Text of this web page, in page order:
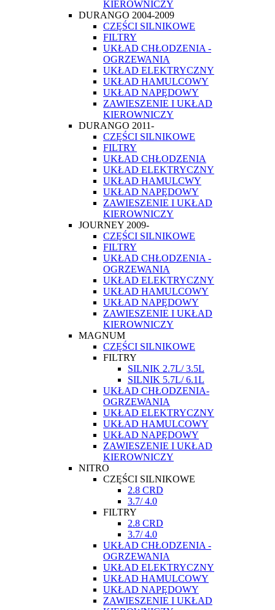
KIEROWNICZY
DURANGO 2004-2009
CZĘŚCI SILNIKOWE
FILTRY
UKŁAD CHŁODZENIA -
OGRZEWANIA
UKŁAD ELEKTRYCZNY
UKŁAD HAMULCOWY
UKŁAD NAPĘDOWY
ZAWIESZENIE I UKŁAD
KIEROWNICZY
DURANGO 2011-
CZĘŚCI SILNIKOWE
FILTRY
UKŁAD CHŁODZENIA
UKŁAD ELEKTRYCZNY
UKŁAD HAMULCWY
UKŁAD NAPĘDOWY
ZAWIESZENIE I UKŁAD
KIEROWNICZY
JOURNEY 2009-
CZĘŚCI SILNIKOWE
FILTRY
UKŁAD CHŁODZENIA -
OGRZEWANIA
UKŁAD ELEKTRYCZNY
UKŁAD HAMULCOWY
UKŁAD NAPĘDOWY
ZAWIESZENIE I UKŁAD
KIEROWNICZY
MAGNUM
CZĘŚCI SILNIKOWE
FILTRY
SILNIK 2.7L/ 3.5L
SILNIK 5.7L/ 6.1L
UKŁAD CHŁODZENIA-
OGRZEWANIA
UKŁAD ELEKTRYCZNY
UKŁAD HAMULCOWY
UKŁAD NAPĘDOWY
ZAWIESZENIE I UKŁAD
KIEROWNICZY
NITRO
CZĘŚCI SILNIKOWE
2.8 CRD
3.7/ 4.0
FILTRY
2.8 CRD
3.7/ 4.0
UKŁAD CHŁODZENIA -
OGRZEWANIA
UKŁAD ELEKTRYCZNY
UKŁAD HAMULCOWY
UKŁAD NAPĘDOWY
ZAWIESZENIE I UKŁAD